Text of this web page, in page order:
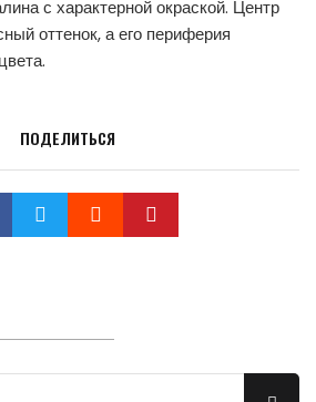
с характерной окраской. Центр
оттенок, а его периферия
ПОДЕЛИТЬСЯ